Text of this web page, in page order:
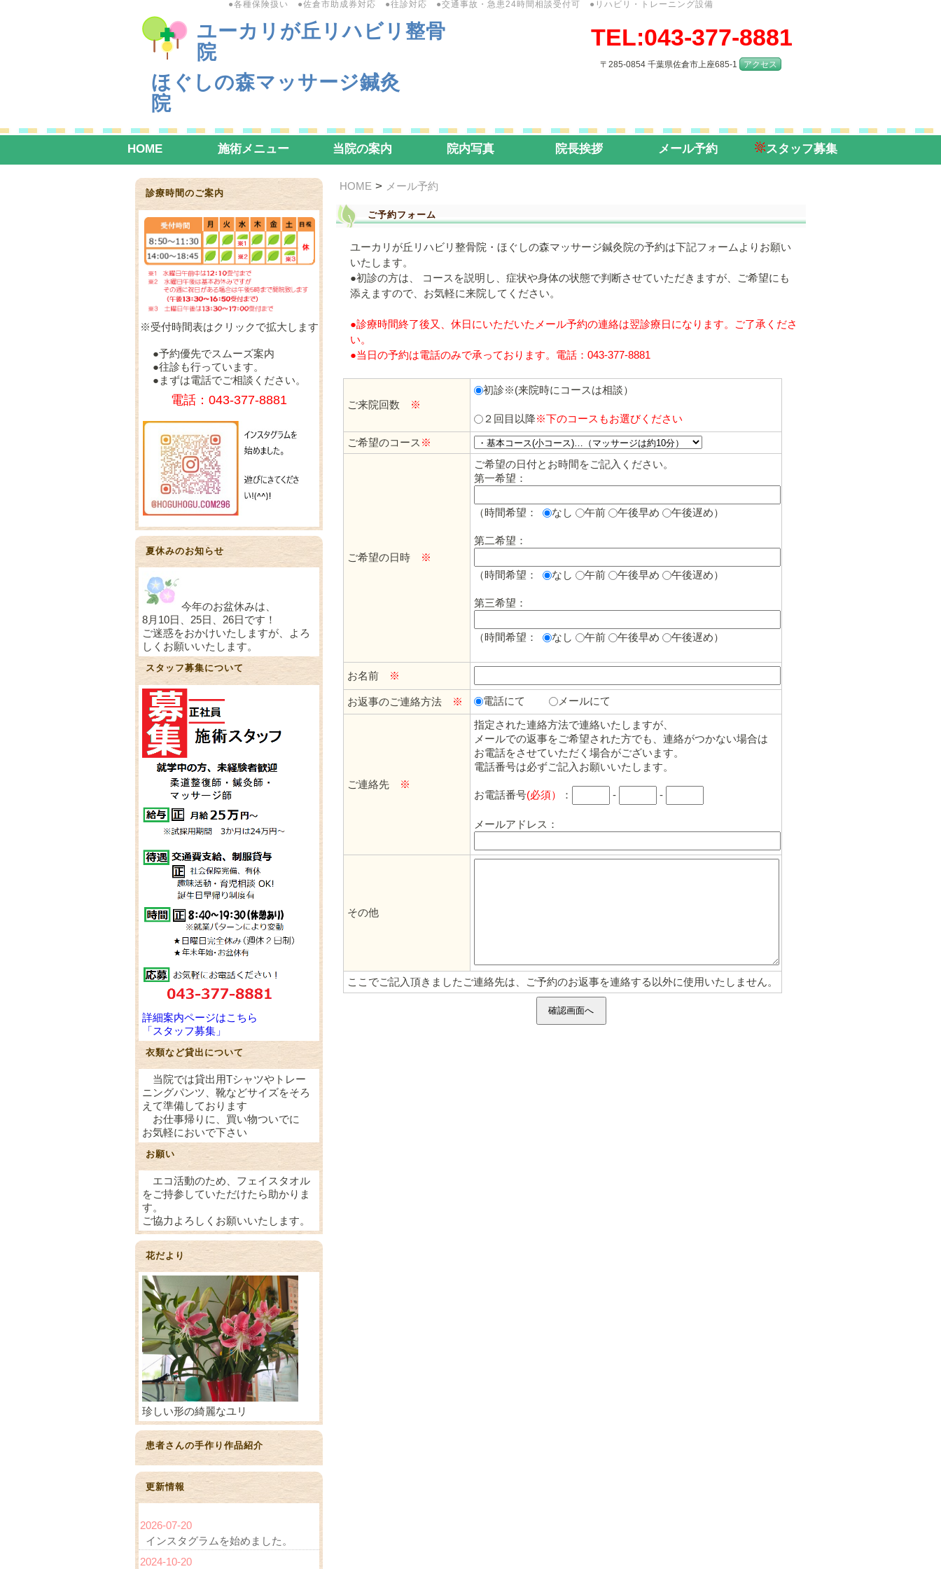
●各種保険扱い ●佐倉市助成券対応 ●往診対応 ●交通事故・急患24時間相談受付可 ●リハビリ・トレーニング設備
ユーカリが丘リハビリ整骨
院
ほぐしの森マッサージ鍼灸
院
TEL:043-377-8881
〒285-0854 千葉県佐倉市上座685-1 アクセス
HOME 施術メニュー 当院の案内 院内写真 院長挨拶 メール予約 スタッフ募集
HOME > メール予約
ご予約フォーム
ユーカリが丘リハビリ整骨院・ほぐしの森マッサージ鍼灸院の予約は下記フォームよりお願い
いたします。
●初診の方は、 コースを説明し、症状や身体の状態で判断させていただきますが、ご希望にも
添えますので、お気軽に来院してください。
●診療時間終了後又、休日にいただいたメール予約の連絡は翌診療日になります。ご了承くださ
い。
●当日の予約は電話のみで承っております。電話：043-377-8881
ご来院回数 ※
初診※(来院時にコースは相談）
２回目以降※下のコースもお選びください
ご希望のコース ※
ご希望の日時 ※
ご希望の日付とお時間をご記入ください。
第一希望：
（時間希望： なし 午前 午後早め 午後遅め）
第二希望：
（時間希望： なし 午前 午後早め 午後遅め）
第三希望：
（時間希望： なし 午前 午後早め 午後遅め）
お名前 ※
お返事のご連絡方法 ※ 電話にて メールにて
ご連絡先 ※
指定された連絡方法で連絡いたしますが、
メールでの返事をご希望された方でも、連絡がつかない場合は
お電話をさせていただく場合がございます。
電話番号は必ずご記入お願いいたします。
お電話番号(必須） ： - -
メールアドレス：
その他
ここでご記入頂きましたご連絡先は、ご予約のお返事を連絡する以外に使用いたしません。
診療時間のご案内
※受付時間表はクリックで拡大します
●予約優先でスムーズ案内
●往診も行っています。
●まずは電話でご相談ください。
電話：043-377-8881
夏休みのお知らせ
今年のお盆休みは、
8月10日、25日、26日です！
ご迷惑をおかけいたしますが、よろ
しくお願いいたします。
スタッフ募集について
詳細案内ページはこちら
「スタッフ募集」
衣類など貸出について
当院では貸出用Tシャツやトレー
ニングパンツ、靴などサイズをそろ
えて準備しております
お仕事帰りに、買い物ついでに
お気軽においで下さい
お願い
エコ活動のため、フェイスタオル
をご持参していただけたら助かりま
す。
ご協力よろしくお願いいたします。
花だより
珍しい形の綺麗なユリ
患者さんの手作り作品紹介
更新情報
2026-07-20
インスタグラムを始めました。
2024-10-20